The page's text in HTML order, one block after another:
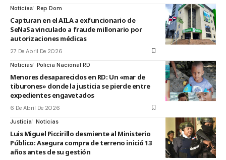
Noticias Rep Dom
Capturan en el AILA a exfuncionario de
SeNaSa vinculado a fraude millonario por
autorizaciones médicas
27 De Abril De 2026
Noticias Policia Nacional RD
Menores desaparecidos en RD: Un «mar de
tiburones» donde la justicia se pierde entre
expedientes engavetados
6 De Abril De 2026
Justicia Noticias
Luis Miguel Piccirillo desmiente al Ministerio
Público: Asegura compra de terreno inició 13
años antes de su gestión